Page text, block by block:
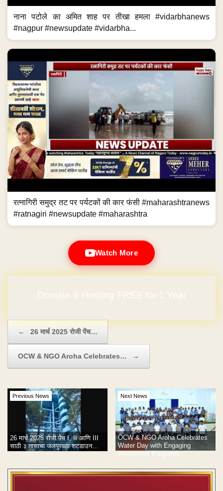
नाना पटोले का अमित शाह पर तीखा हमला #vidarbhanews
#nagpur #newsupdate #vidarbha...
रत्नागिरी समुद्र तट पर पर्यटकों की कार फंसी #maharashtranews
#ratnagiri #newsupdate #maharashtra
Watch More
Domain & Hosting FREE for 1 Year
← 26 मार्च 2025 रोजी पेंच…
OCW & NGO Aroha Celebrates… →
Previous News
26 मार्च 2025 रोजी पेंच I, II आणि III
साठी ३ तासाचा जलपुरवठा शटडाउन…
Next News
OCW & NGO Aroha Celebrates
Water Day with Engaging
Awareness Programs…